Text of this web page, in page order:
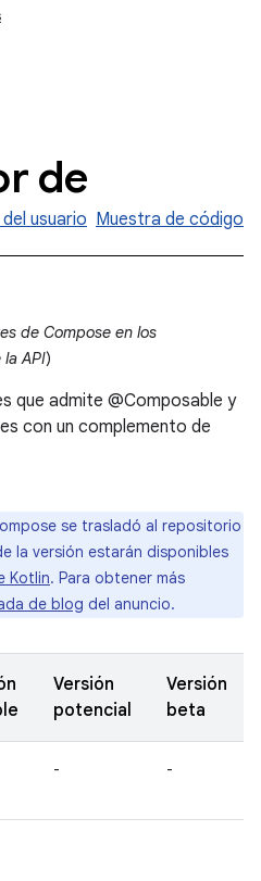
de
usuario Muestra de código
de Compose en los
API)
que admite @Composable y
con un complemento de
se trasladó al repositorio
la versión estarán disponibles
Kotlin. Para obtener más
de blog del anuncio.
Versión
potencial
Versión
beta
- -